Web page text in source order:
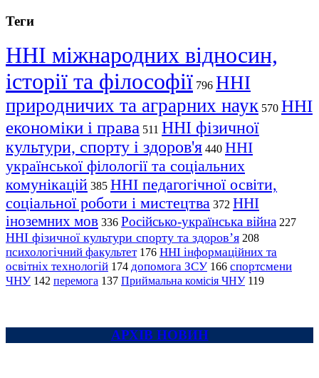
Теги
ННІ міжнародних відносин,
історії та філософії 796 ННІ
природничих та аграрних наук 570 ННІ
економіки і права 511 ННІ фізичної
культури, спорту і здоров'я 440 ННІ
української філології та соціальних
комунікацій 385 ННІ педагогічної освіти,
соціальної роботи і мистецтва 372 ННІ
іноземних мов 336 Російсько-українська війна 227
ННІ фізичної культури спорту та здоров’я 208
психологічний факультет 176 ННІ інформаційних та
освітніх технологій 174 допомога ЗСУ 166 спортсмени
ЧНУ 142 перемога 137 Приймальна комісія ЧНУ 119
АРХІВ НОВИН